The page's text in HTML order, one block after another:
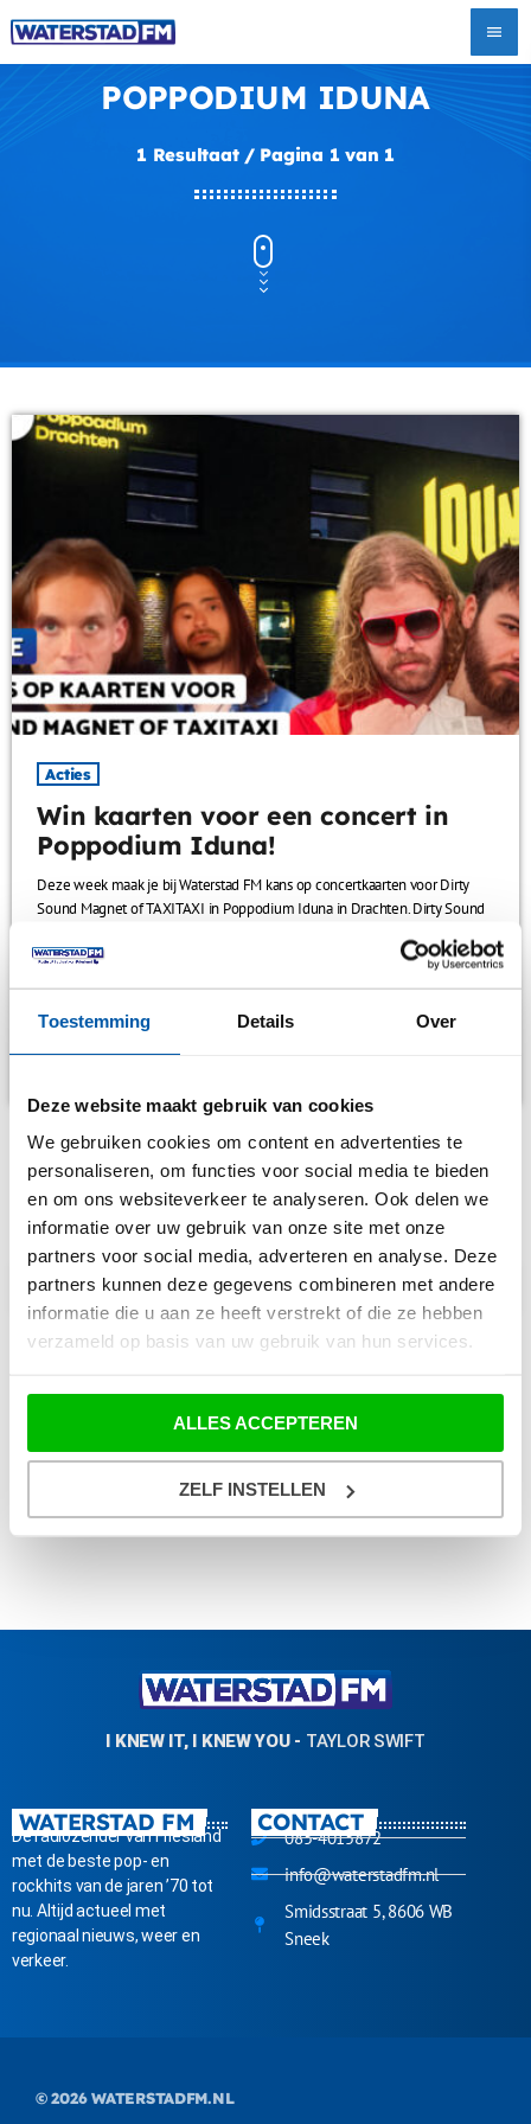
Toestemming Details Over
Deze website maakt gebruik van cookies
We gebruiken cookies om content en advertenties te
personaliseren, om functies voor social media te bieden
en om ons websiteverkeer te analyseren. Ook delen we
informatie over uw gebruik van onze site met onze
partners voor social media, adverteren en analyse. Deze
partners kunnen deze gegevens combineren met andere
informatie die u aan ze heeft verstrekt of die ze hebben
verzameld op basis van uw gebruik van hun services.
ALLES ACCEPTEREN
ZELF INSTELLEN
menu
POPPODIUM IDUNA
1 Resultaat / Pagina 1 van 1
Acties
Win kaarten voor een concert in
Poppodium Iduna!
Deze week maak je bij Waterstad FM kans op concertkaarten voor Dirty
Sound Magnet of TAXITAXI in Poppodium Iduna in Drachten. Dirty Sound
classic en experimentele rock. TAXITAXI is een Nederlandse
Meedoen is eenvoudig: laat je gegevens achter in het contactformulier
hieronder en […]
ZOEKEN
search
I KNEW IT, I KNEW YOU- TAYLOR SWIFT
WATERSTAD FM
Dé radiozender van Friesland
met de beste pop- en
rockhits van de jaren ’70 tot
nu. Altijd actueel met
regionaal nieuws, weer en
verkeer.
CONTACT
085-4015872
info@waterstadfm.nl
Smidsstraat 5, 8606 WB
Sneek
© 2026WATERSTADFM.NL